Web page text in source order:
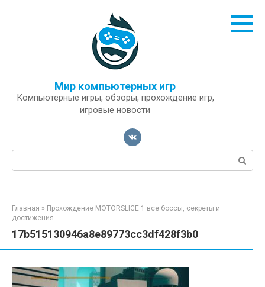
Мир компьютерных игр
Компьютерные игры, обзоры, прохождение игр,
игровые новости
Поиск:
Главная » Прохождение MOTORSLICE 1 все боссы, секреты и
достижения
17b515130946a8e89773cc3df428f3b0